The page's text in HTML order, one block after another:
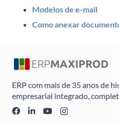
Modelos de e-mail
Como anexar
ERP com mais de 35 anos de
empresarial integrado,